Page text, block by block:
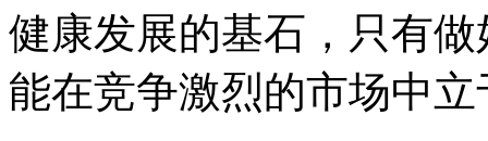
健康发展的基石，只有
能在竞争激烈的市场中